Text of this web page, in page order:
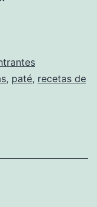
, paté, recetas de